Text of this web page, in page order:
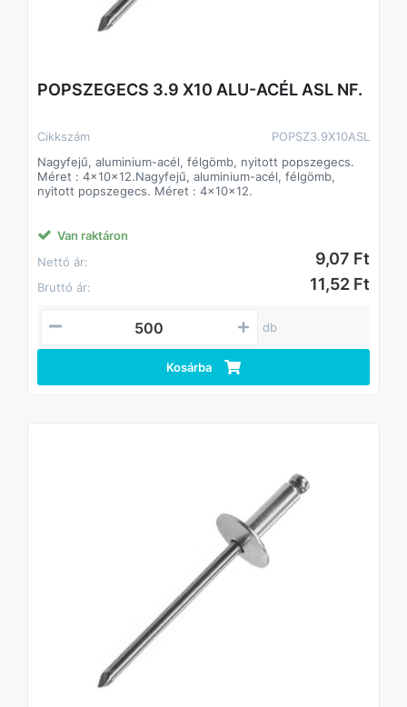
POPSZEGECS 3.9 X10 ALU-ACÉL ASL NF.
Cikkszám
POPSZ3.9X10ASL
Nagyfejű, aluminium-acél, félgömb, nyitott popszegecs.
Méret : 4x10x12.Nagyfejű, aluminium-acél, félgömb,
nyitott popszegecs. Méret : 4x10x12.
Van raktáron
Nettó ár:
9,07 Ft
Bruttó ár: 11,52 Ft
db
Kosárba